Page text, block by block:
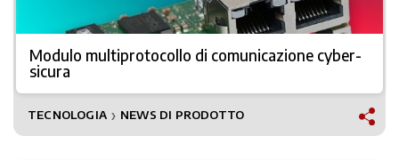
Modulo multiprotocollo di comunicazione cyber-
sicura
TECNOLOGIA ❯ NEWS DI PRODOTTO